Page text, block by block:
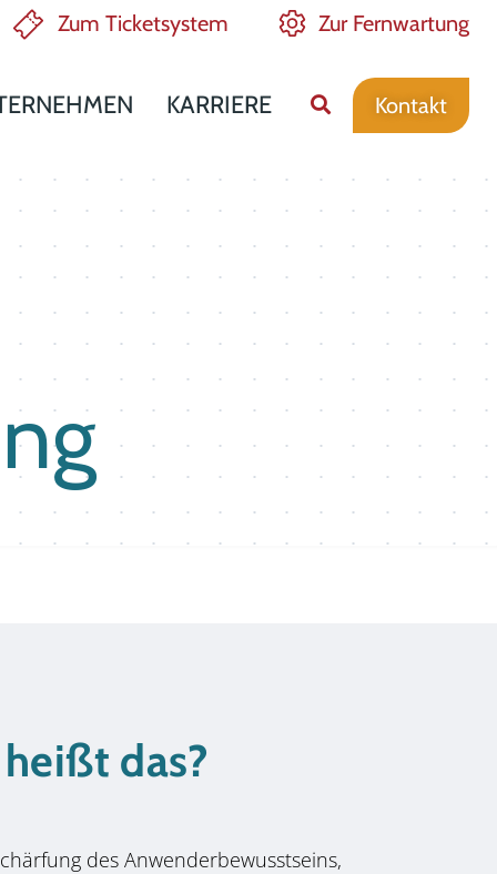
Zum Ticketsystem Zur Fernwartung
KARRIERE Kontakt
das?
des Anwenderbewusstseins,